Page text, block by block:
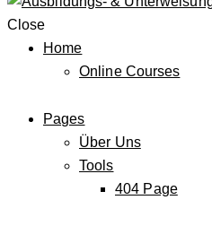
Close
Home
Online Courses
Pages
Über Uns
Tools
404 Page